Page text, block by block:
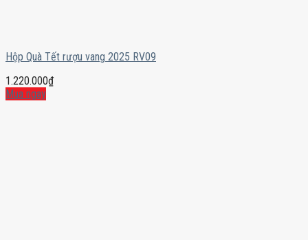
Hộp Quà Tết rượu vang 2025 RV09
1.220.000₫
Mua ngay